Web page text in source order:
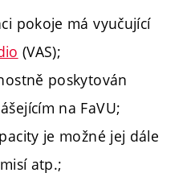
pokoje má vyučující
(VAS);
poskytován
na FaVU;
je možné jej dále
atp.;